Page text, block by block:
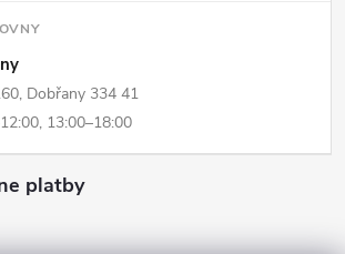
Dobřany 334 41
13:00–18:00
platby